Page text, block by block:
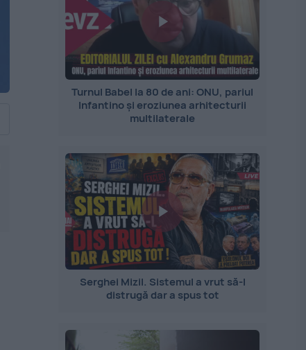
Turnul Babel la 80 de ani: ONU, pariul
Infantino și eroziunea arhitecturii
multilaterale
Serghei Mizil. Sistemul a vrut să-l
distrugă dar a spus tot